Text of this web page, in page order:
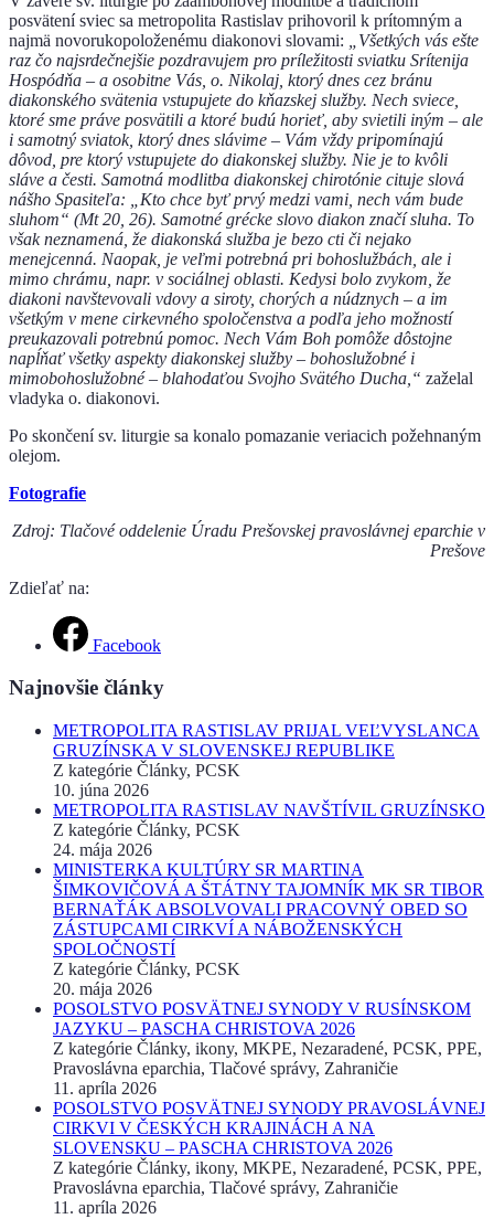
posvätení sviec sa metropolita Rastislav prihovoril k prítomným a
najmä novorukopoloženému diakonovi slovami:
„Všetkých vás ešte
raz čo najsrdečnejšie pozdravujem pro príležitosti sviatku Srítenija
Hospódňa – a osobitne Vás, o. Nikolaj, ktorý dnes cez bránu
diakonského svätenia vstupujete do kňazskej služby. Nech sviece,
ktoré sme práve posvätili a ktoré budú horieť, aby svietili iným – ale
i samotný sviatok, ktorý dnes slávime – Vám vždy pripomínajú
dôvod, pre ktorý vstupujete do diakonskej služby. Nie je to kvôli
sláve a česti. Samotná modlitba diakonskej chirotónie cituje slová
nášho Spasiteľa: „Kto chce byť prvý medzi vami, nech vám bude
sluhom“ (Mt 20, 26). Samotné grécke slovo diakon značí sluha. To
však neznamená, že diakonská služba je bezo cti či nejako
menejcenná. Naopak, je veľmi potrebná pri bohoslužbách, ale i
mimo chrámu, napr. v sociálnej oblasti. Kedysi bolo zvykom, že
diakoni navštevovali vdovy a siroty, chorých a núdznych – a im
všetkým v mene cirkevného spoločenstva a podľa jeho možností
preukazovali potrebnú pomoc. Nech Vám Boh pomôže dôstojne
napĺňať všetky aspekty diakonskej služby – bohoslužobné i
mimobohoslužobné – blahodaťou Svojho Svätého Ducha,“ zaželal
vladyka o. diakonovi.
Po skončení sv. liturgie sa konalo pomazanie veriacich požehnaným
olejom.
Fotografie
Zdroj: Tlačové oddelenie Úradu Prešovskej pravoslávnej eparchie v
Prešove
Zdieľať na:
Facebook
Najnovšie články
METROPOLITA RASTISLAV PRIJAL VEĽVYSLANCA
GRUZÍNSKA V SLOVENSKEJ REPUBLIKE
Z kategórie Články, PCSK
10. júna 2026
METROPOLITA RASTISLAV NAVŠTÍVIL GRUZÍNSKO
Z kategórie Články, PCSK
24. mája 2026
MINISTERKA KULTÚRY SR MARTINA
ŠIMKOVIČOVÁ A ŠTÁTNY TAJOMNÍK MK SR TIBOR
BERNAŤÁK ABSOLVOVALI PRACOVNÝ OBED SO
ZÁSTUPCAMI CIRKVÍ A NÁBOŽENSKÝCH
SPOLOČNOSTÍ
Z kategórie Články, PCSK
20. mája 2026
POSOLSTVO POSVÄTNEJ SYNODY V RUSÍNSKOM
JAZYKU – PASCHA CHRISTOVA 2026
Z kategórie Články, ikony, MKPE, Nezaradené, PCSK, PPE,
Pravoslávna eparchia, Tlačové správy, Zahraničie
11. apríla 2026
POSOLSTVO POSVÄTNEJ SYNODY PRAVOSLÁVNEJ
CIRKVI V ČESKÝCH KRAJINÁCH A NA
SLOVENSKU – PASCHA CHRISTOVA 2026
Z kategórie Články, ikony, MKPE, Nezaradené, PCSK, PPE,
Pravoslávna eparchia, Tlačové správy, Zahraničie
11. apríla 2026